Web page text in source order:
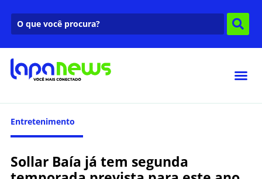
Entretenimento
Sollar Baía já tem segunda